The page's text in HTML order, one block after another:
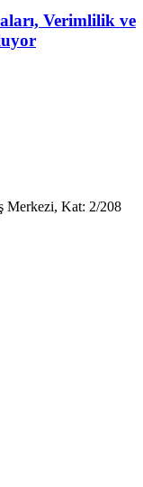
Verimlilik ve
Merkezi, Kat: 2/208